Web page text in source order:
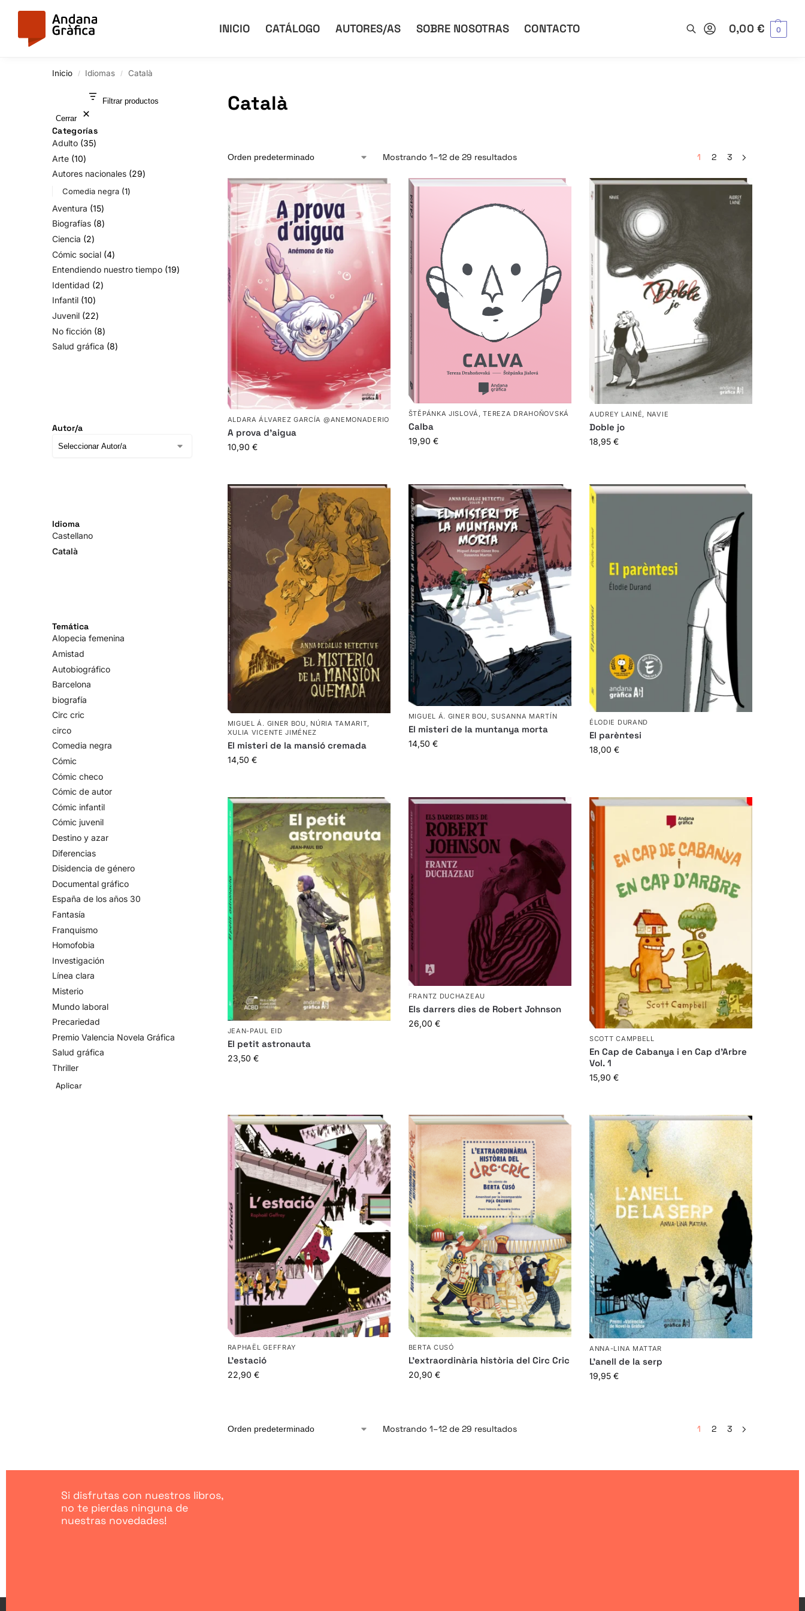
INICIO CATÁLOGO AUTORES/AS SOBRE NOSOTRAS CONTACTO
Buscar
0,00 € 0
Inicio / Idiomas / Català
Català
Mostrando 1–12 de 29 resultados 1 2 3
ALDARA ÁLVAREZ GARCÍA @ANEMONADERIO
A prova d’aigua
10,90 €
ŠTĚPÁNKA JISLOVÁ ,TEREZA DRAHOŇOVSKÁ
Calba
19,90 €
AUDREY LAINÉ, NAVIE
Doble jo
18,95 €
MIGUEL Á. GINER BOU NÚRIA TAMARIT
XULIA VICENTE JIMÉNEZ
El misteri de la mansió cremada
14,50 €
MIGUEL Á. GINER BOU,SUSANNA MARTÍN
El misteri de la muntanya morta
14,50 €
ÉLODIE DURAND
El parèntesi
18,00 €
JEAN-PAUL EID
El petit astronauta
23,50 €
FRANTZ DUCHAZEAU
Els darrers dies de Robert Johnson
26,00 €
SCOTT CAMPBELL
En Cap de Cabanya i en Cap d’Arbre
Vol. 1
15,90 €
RAPHAËL GEFFRAY
L’estació
22,90 €
BERTA CUSÓ
L’extraordinària història del Circ Cric
20,90 €
ANNA-LINA MATTAR
L’anell de la serp
19,95 €
Mostrando 1–12 de 29 resultados 1 2 3
Filtrar productos
Cerrar
Categorías
Adulto 35
Arte 10
Autores nacionales 29
Comedia negra 1
Aventura 15
Biografías 8
Ciencia
2
Cómic social 4
Entendiendo nuestro tiempo 19
Identidad
2
Infantil 10
Juvenil 22
No ficción 8
Salud gráfica 8
Autor/a
Idioma
Castellano
Català
Temática
Alopecia femenina
Amistad
Autobiográfico
Barcelona
biografía
Circ cric
circo
Comedia negra
Cómic
Cómic checo
Cómic de autor
Cómic infantil
Cómic juvenil
Destino y azar
Diferencias
Disidencia de género
Documental gráfico
España de los años 30
Fantasía
Franquismo
Homofobia
Investigación
Línea clara
Misterio
Mundo laboral
Precariedad
Premio Valencia Novela Gráfica
Salud gráfica
Thriller
Aplicar
Si disfrutas con nuestros libros,
no te pierdas ninguna de
nuestras novedades!